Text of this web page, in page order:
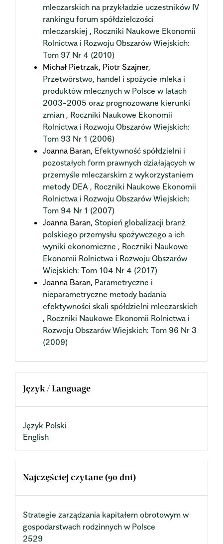
mleczarskich na przykładzie uczestników IV
rankingu forum spółdzielczości
mleczarskiej , Roczniki Naukowe Ekonomii
Rolnictwa i Rozwoju Obszarów Wiejskich:
Tom 97 Nr 4 (2010)
Michał Pietrzak, Piotr Szajner,
Przetwórstwo, handel i spożycie mleka i
produktów mlecznych w Polsce w latach
2003-2005 oraz prognozowane kierunki
zmian , Roczniki Naukowe Ekonomii
Rolnictwa i Rozwoju Obszarów Wiejskich:
Tom 93 Nr 1 (2006)
Joanna Baran, Efektywność spółdzielni i
pozostałych form prawnych działających w
przemyśle mleczarskim z wykorzystaniem
metody DEA , Roczniki Naukowe Ekonomii
Rolnictwa i Rozwoju Obszarów Wiejskich:
Tom 94 Nr 1 (2007)
Joanna Baran, Stopień globalizacji branż
polskiego przemysłu spożywczego a ich
wyniki ekonomiczne , Roczniki Naukowe
Ekonomii Rolnictwa i Rozwoju Obszarów
Wiejskich: Tom 104 Nr 4 (2017)
Joanna Baran, Parametryczne i
nieparametryczne metody badania
efektywności skali spółdzielni mleczarskich
, Roczniki Naukowe Ekonomii Rolnictwa i
Rozwoju Obszarów Wiejskich: Tom 96 Nr 3
(2009)
Język / Language
Język Polski
English
Najczęściej czytane (90 dni)
Strategie zarządzania kapitałem obrotowym w
gospodarstwach rodzinnych w Polsce
2529